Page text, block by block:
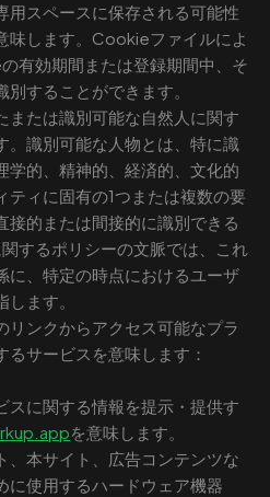
用スペースに保存される可能性
味します。Cookieファイルによ
有効期間または登録期間中、そ
することができます。
または識別可能な自然人に関す
。識別可能な人物とは、特に識
学的、精神的、経済的、文化的
ティに固有の1つまたは複数の要
接的または間接的に識別できる
するポリシーの文脈では、これ
に、特定の時点におけるユーザ
ます。
リンクからアクセス可能なプラ
サービスを意味します：
スに関する情報を提示・提供す
を意味します。
、本サイト、広告コンテンツな
に使用するハードウェア機器